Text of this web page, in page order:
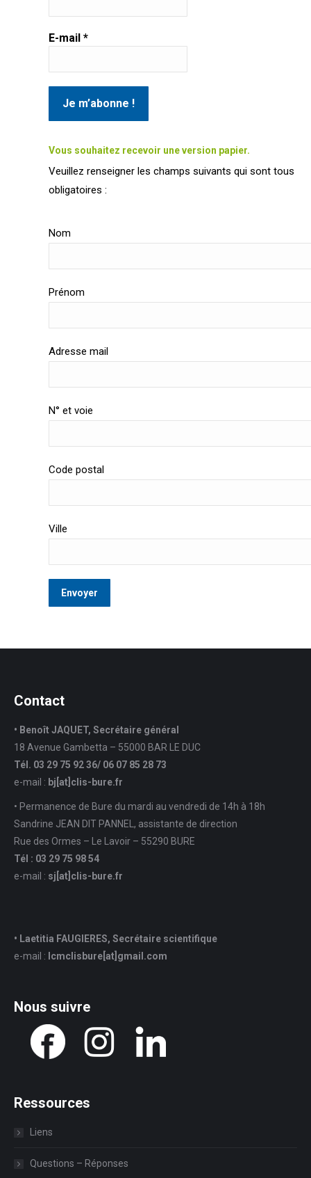
E-mail *
Vous souhaitez recevoir une version papier.
Veuillez renseigner les champs suivants qui sont tous
obligatoires :
Nom
Prénom
Adresse mail
N° et voie
Code postal
Ville
Contact
• Benoît JAQUET, Secrétaire général
18 Avenue Gambetta – 55000 BAR LE DUC
Tél. 03 29 75 92 36/ 06 07 85 28 73
e-mail : bj[at]clis-bure.fr
• Permanence de Bure du mardi au vendredi de 14h à 18h
Sandrine JEAN DIT PANNEL, assistante de direction
Rue des Ormes – Le Lavoir – 55290 BURE
Tél : 03 29 75 98 54
e-mail : sj [at] clis-bure.fr
• Laetitia FAUGIERES, Secrétaire scientifique
e-mail : lcmclisbure[at]gmail.com
Nous suivre
Ressources
Liens
Questions – Réponses